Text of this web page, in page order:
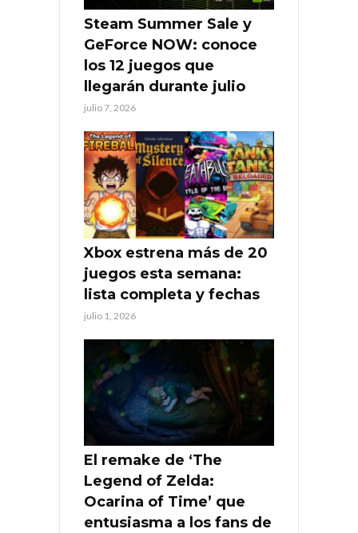
Steam Summer Sale y
GeForce NOW: conoce
los 12 juegos que
llegarán durante julio
julio 7, 2026
Xbox estrena más de 20
juegos esta semana:
lista completa y fechas
julio 1, 2026
El remake de ‘The
Legend of Zelda:
Ocarina of Time’ que
entusiasma a los fans de